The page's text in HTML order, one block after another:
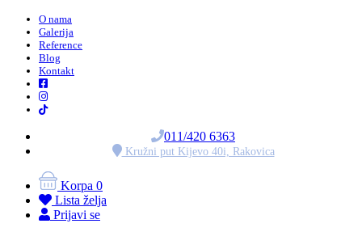
O nama
Galerija
Reference
Blog
Kontakt
011/420 6363
Kružni put Kijevo 40i, Rakovica
Korpa 0
Lista želja
Prijavi se